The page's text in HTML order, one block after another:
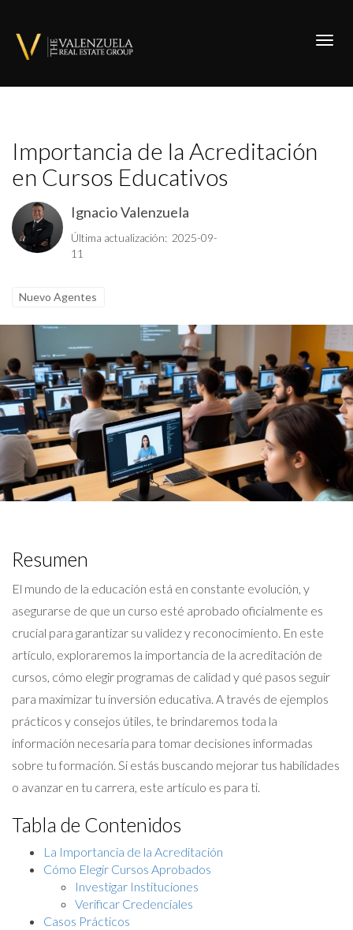
Importancia de la Acreditación
en Cursos Educativos
Ignacio Valenzuela
Última actualización: 2025-09-
11
Nuevo Agentes
Resumen
El mundo de la educación está en constante evolución, y
asegurarse de que un curso esté aprobado oficialmente es
crucial para garantizar su validez y reconocimiento. En este
artículo, exploraremos la importancia de la acreditación de
cursos, cómo elegir programas de calidad y qué pasos seguir
para maximizar tu inversión educativa. A través de ejemplos
prácticos y consejos útiles, te brindaremos toda la
información necesaria para tomar decisiones informadas
sobre tu formación. Si estás buscando mejorar tus habilidades
o avanzar en tu carrera, este artículo es para ti.
Tabla de Contenidos
La Importancia de la Acreditación
Cómo Elegir Cursos Aprobados
Investigar Instituciones
Verificar Credenciales
Casos Prácticos